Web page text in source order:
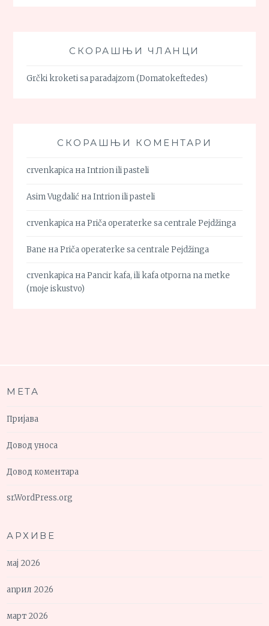
СКОРАШЊИ ЧЛАНЦИ
Grčki kroketi sa paradajzom (Domatokeftedes)
СКОРАШЊИ КОМЕНТАРИ
crvenkapica наIntrion ili pasteli
Asim Vugdalić наIntrion ili pasteli
crvenkapica наPriča operaterke sa centrale Pejdžinga
Bane наPriča operaterke sa centrale Pejdžinga
crvenkapica наPancir kafa, ili kafa otporna na metke
(moje iskustvo)
МЕТА
Пријава
Довод уноса
Довод коментара
sr.WordPress.org
АРХИВЕ
мај 2026
април 2026
март 2026